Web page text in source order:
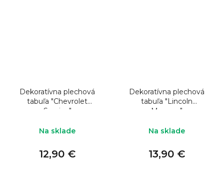
Dekoratívna plechová
tabuľa "Chevrolet
Service"
Na sklade
12,90 €
Dekoratívna plechová
tabuľa "Lincoln
Mercury"
Na sklade
13,90 €